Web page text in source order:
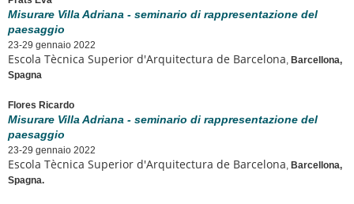
Misurare Villa Adriana - seminario di rappresentazione del
paesaggio
23-29 gennaio 2022
Escola Tècnica Superior d'Arquitectura de Barcelona, Barcellona,
Spagna
Flores Ricardo
Misurare Villa Adriana - seminario di rappresentazione del
paesaggio
23-29 gennaio 2022
Escola Tècnica Superior d'Arquitectura de Barcelona, Barcellona,
Spagna.